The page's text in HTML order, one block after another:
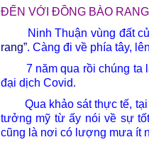
ĐẾN VỚI ĐỒNG BÀO
Ninh Thuận vùng đất của
rang”. Càng đi về phía tây,
7 năm qua rồi chúng ta
đại dịch Covid.
Qua khảo sát thực tế, tại
tưởng mỹ từ ấy nói về sự
cũng là nơi có lượng mưa ít